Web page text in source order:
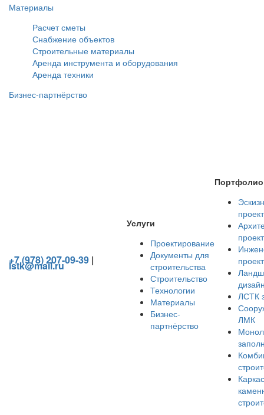
Материалы
Расчет сметы
Снабжение объектов
Строительные материалы
Аренда инструмента и оборудования
Аренда техники
Бизнес-партнёрство
+7 (978) 207-09-39 |
lstk@mail.ru
Услуги
Проектирование
Документы для
строительства
Строительство
Технологии
Материалы
Бизнес-
партнёрство
Портфолио
ЛСТК
ЛМК